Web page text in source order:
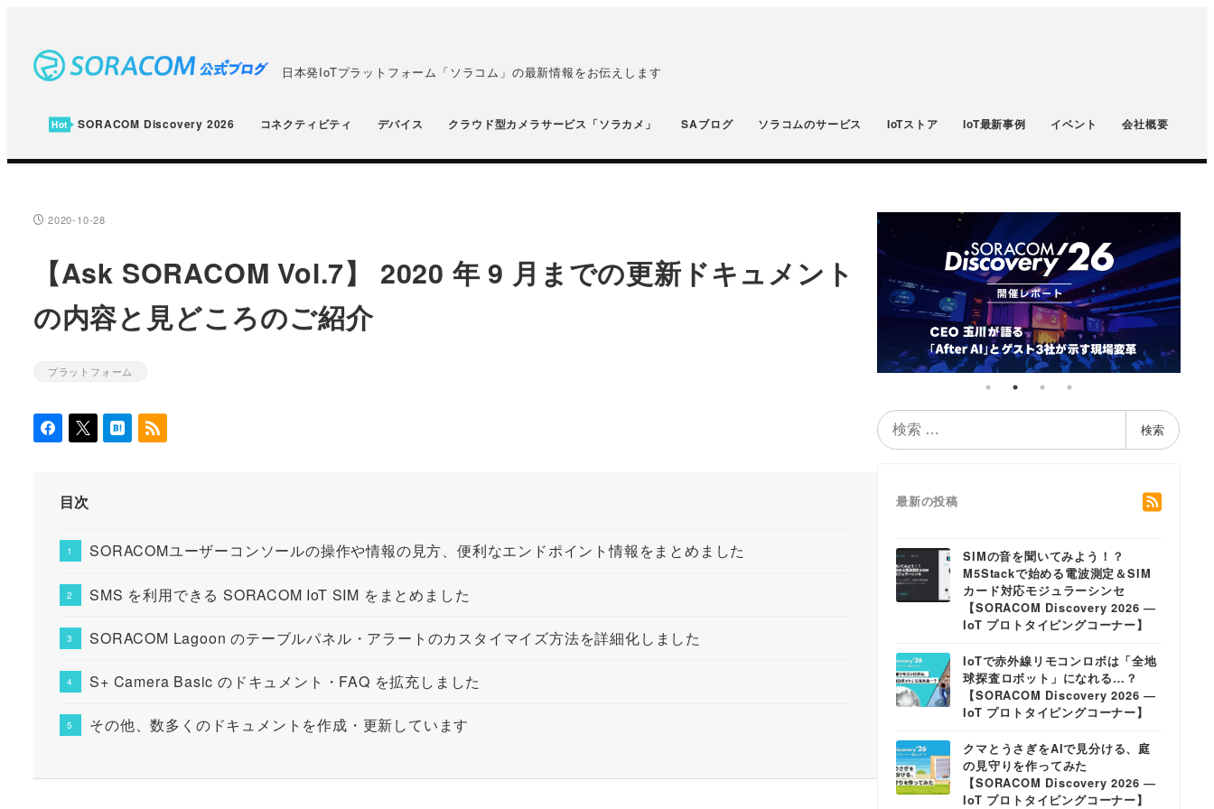
ン
日本発IoTプラットフォーム「ソラコム」の最新情報をお伝えします
SORACOM Discovery 2026 コネクティビティ デバイス クラウド型カメラサービス「ソラカメ」 SAブログ ソラコムのサービス IoTストア IoT最新事例 イベント 会社概要
投稿日
2020-10-28
【Ask SORACOM Vol.7】 2020 年 9 月までの更新ドキュメント
の内容と見どころのご紹介
カテゴリー
プラットフォーム
目次
SORACOMユーザーコンソールの操作や情報の見方、便利なエンドポイント情報をまとめました
SMS を利用できる SORACOM IoT SIM をまとめました
SORACOM Lagoon のテーブルパネル・アラートのカスタイマイズ方法を詳細化しました
S+ Camera Basic のドキュメント・FAQ を拡充しました
その他、数多くのドキュメントを作成・更新しています
検
索
検索
最新の投稿
SIMの音を聞いてみよう！？
M5Stackで始める電波測定＆SIM
カード対応モジュラーシンセ
【SORACOM Discovery 2026 ―
IoT プロトタイピングコーナー】
IoTで赤外線リモコンロボは「全地
球探査ロボット」になれる…？
【SORACOM Discovery 2026 ―
IoT プロトタイピングコーナー】
クマとうさぎをAIで見分ける、庭
の見守りを作ってみた
【SORACOM Discovery 2026 ―
IoT プロトタイピングコーナー】